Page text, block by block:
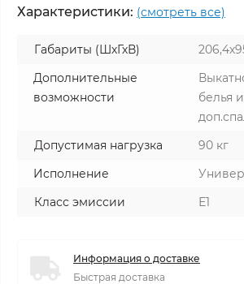
Характеристики: (смотреть все)
Габариты (ШхГхВ)
Дополнительные
возможности
белья
Допустимая нагрузка
90 кг
Исполнение
Класс эмиссии
Е1
Информация о доставке
Быстрая доставка